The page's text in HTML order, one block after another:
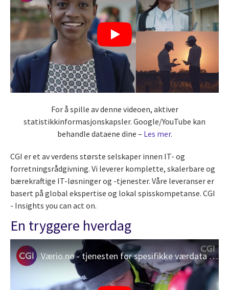
For å spille av denne videoen, aktiver
statistikkinformasjonskapsler. Google/YouTube kan
behandle dataene dine – Les mer.
CGI er et av verdens største selskaper innen IT- og
forretningsrådgivning. Vi leverer komplette, skalerbare og
bærekraftige IT-løsninger og -tjenester. Våre leveranser er
basert på global ekspertise og lokal spisskompetanse. CGI
- Insights you can act on.
En tryggere hverdag
Værio.no - tjenesten for spesifikke værdata leveres med avansert teknologi fra CGI